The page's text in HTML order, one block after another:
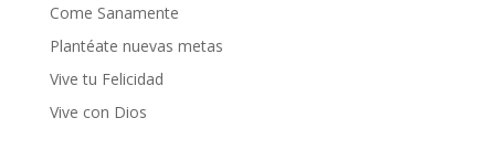
Come Sanamente
Plantéate nuevas metas
Vive tu Felicidad
Vive con Dios